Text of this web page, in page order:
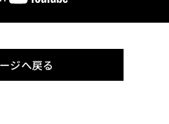
ジへ戻る